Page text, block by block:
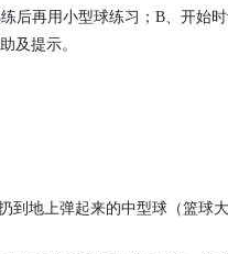
后再用小型球练习；B、开始
及提示。
到地上弹起来的中型球（篮球